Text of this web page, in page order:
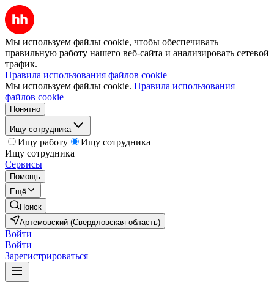
Мы используем файлы cookie, чтобы обеспечивать
правильную работу нашего веб-сайта и анализировать сетевой
трафик.
Правила использования файлов cookie
Мы используем файлы cookie. Правила использования
файлов cookie
Понятно
Ищу сотрудника
Ищу работу
Ищу сотрудника
Ищу сотрудника
Сервисы
Помощь
Ещё
Поиск
Артемовский (Свердловская область)
Войти
Войти
Зарегистрироваться